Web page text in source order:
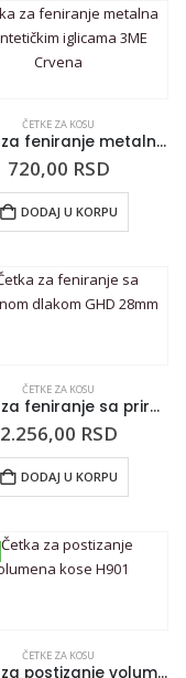
ČETKE ZA KOSU
Četka za feniranje metalna sa sintetičkim iglicama 3ME Crvena
720,00 RSD
DODAJ U KORPU
ČETKE ZA KOSU
Četka za feniranje sa prirodnom dlakom GHD 28mm
2.256,00 RSD
DODAJ U KORPU
ČETKE ZA KOSU
Četka za postizanje volumena kose H901